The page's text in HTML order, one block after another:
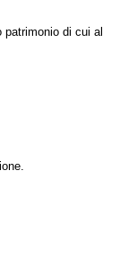
di cui al